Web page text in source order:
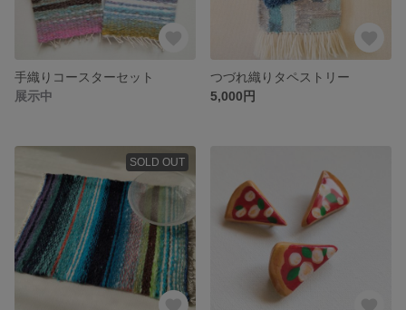
手織りコースターセット
展示中
つづれ織りタペストリー
5,000円
SOLD OUT